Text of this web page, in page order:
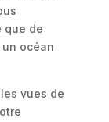
que de
océan
vues de